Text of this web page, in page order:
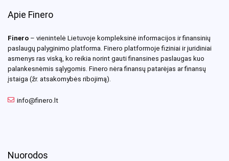
Apie Finero
Finero – vienintelė Lietuvoje kompleksinė informacijos ir finansinių
paslaugų palyginimo platforma. Finero platformoje fiziniai ir juridiniai
asmenys ras viską, ko reikia norint gauti finansines paslaugas kuo
palankesnėmis sąlygomis. Finero nėra finansų patarėjas ar finansų
įstaiga (žr. atsakomybės ribojimą).
info@finero.lt
Nuorodos